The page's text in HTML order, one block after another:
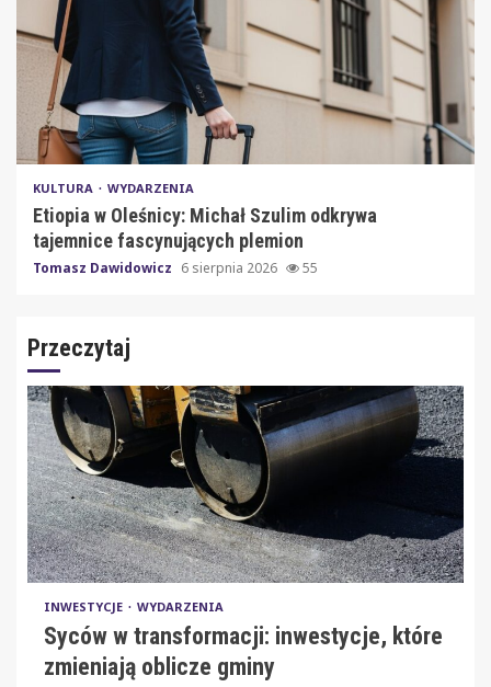
KULTURA WYDARZENIA
Etiopia w Oleśnicy: Michał Szulim odkrywa
tajemnice fascynujących plemion
Tomasz Dawidowicz 6 sierpnia 2026 55
Przeczytaj
INWESTYCJE WYDARZENIA
Syców w transformacji: inwestycje, które
zmieniają oblicze gminy